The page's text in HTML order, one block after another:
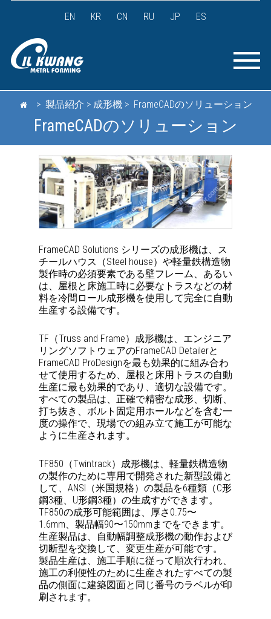
EN KR CN RU JP ES
> 製品紹介 > 成形機 > FrameCADのソリューション
FrameCADのソリューション
FrameCAD Solutions シリーズの成形機は、ス
チールハウス（Steel house）や軽量鉄構造物
製作時の必須要素である壁フレーム、あるい
は、屋根と床施工時に必要なトラスなどの材
料を冷間ロール成形機を使用して完全に自動
生産する設備です。
TF（Truss and Frame）成形機は、エンジニア
リングソフトウェアのFrameCAD Detailerと
FrameCAD ProDesignを最も効果的に組み合わ
せて使用するため、屋根と床用トラスの自動
生産に最も効果的であり、適切な設備です。
すべての製品は、正確で精密な成形、切断、
打ち抜き、ボルト固定用ホールなどを含む一
度の操作で、現場での組み立て施工が可能な
ように生産されます。
TF850（Twintrack）成形機は、軽量鉄構造物
の製作のために専用で開発された新型設備と
して、ANSI（米国規格）の製品を6種類（C形
鋼3種、U形鋼3種）の生成すができます。
TF850の成形可能範囲は、厚さ0.75〜
1.6mm、製品幅90〜150mmまでをできます。
生産製品は、自動幅調整成形機の動作および
切断型を交換して、変更生産が可能です。
製品生産は、施工手順に従って順次行われ、
施工の利便性のために生産されたすべての製
品の側面に建築図面と同じ番号のラベルが印
刷されます。